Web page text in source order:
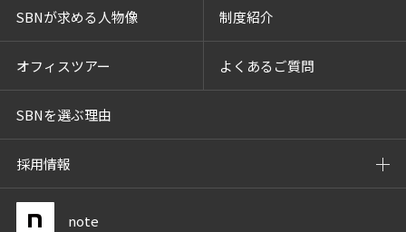
SBNが求める人物像 制度紹介
オフィスツアー よくあるご質問
SBNを選ぶ理由
採用情報
note